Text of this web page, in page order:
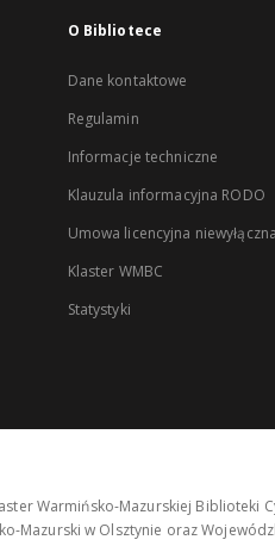
O Bibliotece
Dane kontaktowe
Regulamin
Informacje techniczne
Klauzula informacyjna RODO
Umowa licencyjna
Klaster WMBC
Statystyki
Warmińsko-Mazurskiej Biblioteki
Mazurski w Olsztynie oraz